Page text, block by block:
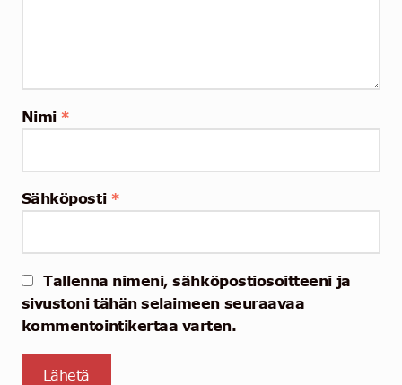
Nimi *
Sähköposti *
Tallenna nimeni, sähköpostiosoitteeni ja
sivustoni tähän selaimeen seuraavaa
kommentointikertaa varten.